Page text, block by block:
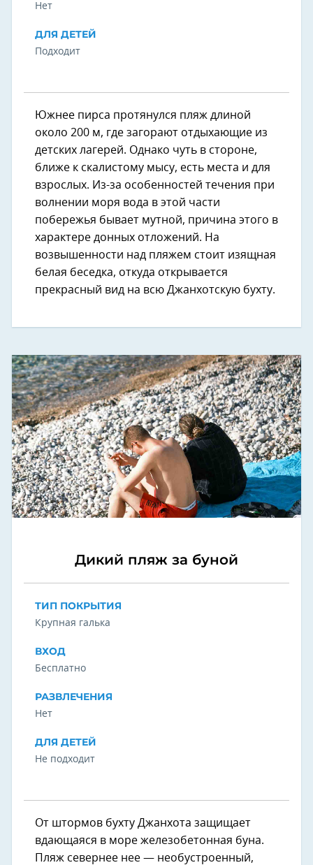
Нет
ДЛЯ ДЕТЕЙ
Подходит
Южнее пирса протянулся пляж длиной
около 200 м, где загорают отдыхающие из
детских лагерей. Однако чуть в стороне,
ближе к скалистому мысу, есть места и для
взрослых. Из-за особенностей течения при
волнении моря вода в этой части
побережья бывает мутной, причина этого в
характере донных отложений. На
возвышенности над пляжем стоит изящная
белая беседка, откуда открывается
прекрасный вид на всю Джанхотскую бухту.
Дикий пляж за буной
ТИП ПОКРЫТИЯ
Крупная галька
ВХОД
Бесплатно
РАЗВЛЕЧЕНИЯ
Нет
ДЛЯ ДЕТЕЙ
Не подходит
От штормов бухту Джанхота защищает
вдающаяся в море железобетонная буна.
Пляж севернее нее — необустроенный,